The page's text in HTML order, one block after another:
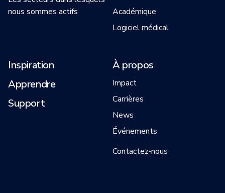
nous sommes actifs
Académique
Logiciel médical
Inspiration
Apprendre
Support
À propos
Impact
Carrières
News
Événements
Contactez-nous